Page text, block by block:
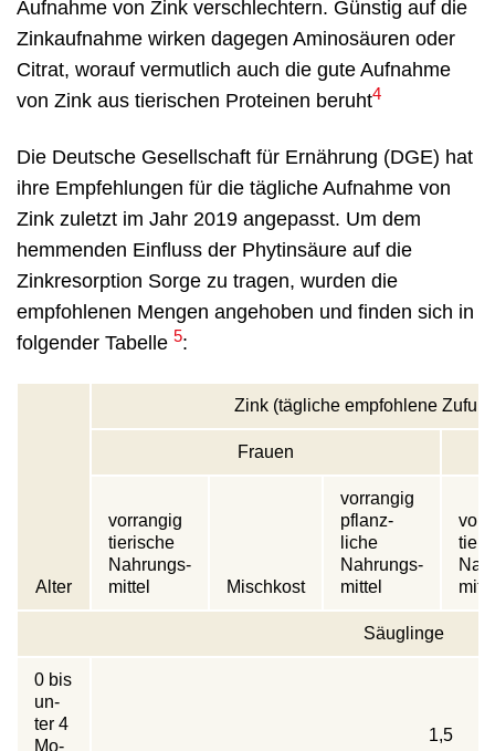
Aufnahme von Zink verschlechtern. Günstig auf die
Zinkaufnahme wirken dagegen Aminosäuren oder
Citrat, worauf vermutlich auch die gute Aufnahme
von Zink aus tierischen Proteinen beruht4
Die Deutsche Gesellschaft für Ernährung (DGE) hat
ihre Empfehlungen für die tägliche Aufnahme von
Zink zuletzt im Jahr 2019 angepasst. Um dem
hemmenden Einfluss der Phytinsäure auf die
Zinkresorption Sorge zu tragen, wurden die
empfohlenen Mengen angehoben und finden sich in
folgender Tabelle 5:
Alter
Zink (tägliche empfohlene
Frauen
vorrangig
tie­rische
Nahrungs­
mittel
Mischkost
vorrangig
pflanz­
liche
Nahrungs­
mittel
Säuglinge
0 bis
un­
ter 4
Mo­
1,5